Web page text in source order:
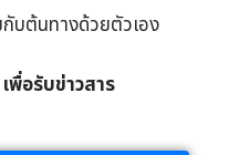
บต้นทางด้วยตัวเอง
พื่อรับข่าวสาร